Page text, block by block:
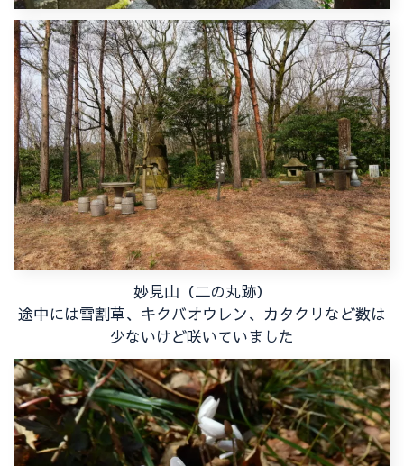
妙見山（二の丸跡）
途中には雪割草、キクバオウレン、カタクリなど数は
少ないけど咲いていました